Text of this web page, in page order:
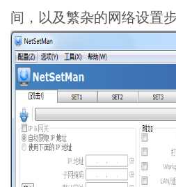
间，以及繁杂的网络设置步